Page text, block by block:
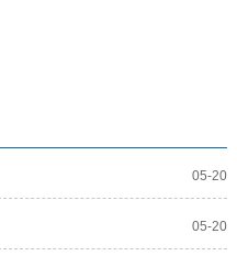
05-20
05-20